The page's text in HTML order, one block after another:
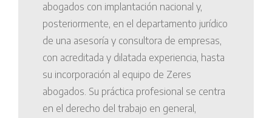
abogados con implantación nacional y,
posteriormente, en el departamento jurídico
de una asesoría y consultora de empresas,
con acreditada y dilatada experiencia, hasta
su incorporación al equipo de Zeres
abogados. Su práctica profesional se centra
en el derecho del trabajo en general,